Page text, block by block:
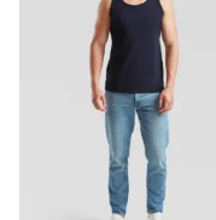
gekozen
worden
productpagina